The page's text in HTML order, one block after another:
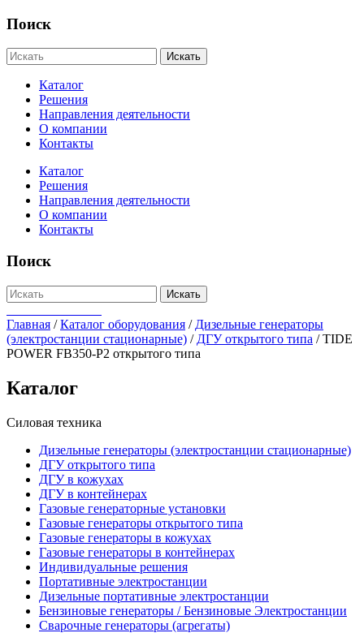
Поиск
Искать
Каталог
Решения
Направления деятельности
О компании
Контакты
Каталог
Решения
Направления деятельности
О компании
Контакты
Поиск
Искать
Главная /Каталог оборудования / Дизельные генераторы
(электростанции стационарные) / ДГУ открытого типа /TIDE
POWER FB350-P2 открытого типа
Каталог
Силовая техника
Дизельные генераторы (электростанции стационарные)
ДГУ открытого типа
ДГУ в кожухах
ДГУ в контейнерах
Газовые генераторные установки
Газовые генераторы открытого типа
Газовые генераторы в кожухах
Газовые генераторы в контейнерах
Индивидуальные решения
Портативные электростанции
Дизельные портативные электростанции
Бензиновые генераторы / Бензиновые Электростанции
Сварочные генераторы (агрегаты)